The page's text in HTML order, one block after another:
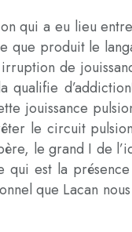
qui a eu lieu
que produit le
de
qualifie d’addiction
jouissance
le circuit
le grand I de
qui est la
que Lacan